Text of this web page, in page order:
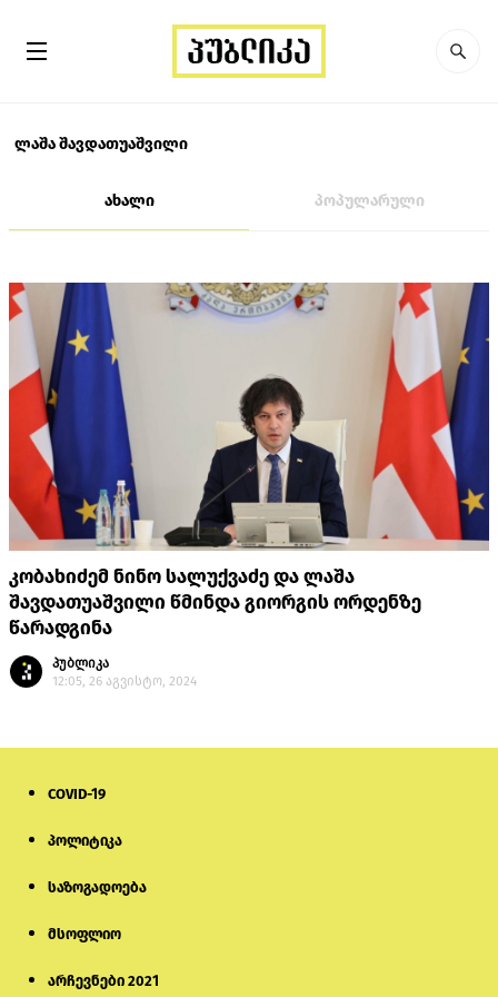
ლაშა შავდათუაშვილი
ახალი პოპულარული
კობახიძემ ნინო სალუქვაძე და ლაშა
შავდათუაშვილი წმინდა გიორგის ორდენზე
წარადგინა
პუბლიკა
12:05, 26 აგვისტო, 2024
COVID-19
პოლიტიკა
საზოგადოება
მსოფლიო
არჩევნები 2021